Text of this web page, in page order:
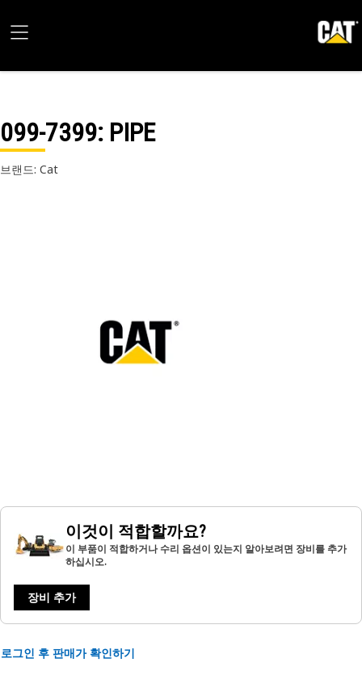
099-7399: PIPE
브랜드: Cat
이것이 적합할까요?
이 부품이 적합하거나 수리 옵션이 있는지 알아보려면 장비를 추가
하십시오.
장비 추가
로그인 후 판매가 확인하기